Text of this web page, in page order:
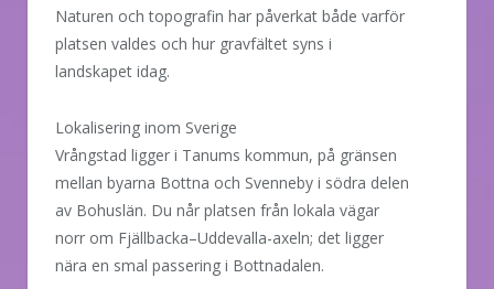
Naturen och topografin har påverkat både varför
platsen valdes och hur gravfältet syns i
landskapet idag.
Lokalisering inom Sverige
Vrångstad ligger i Tanums kommun, på gränsen
mellan byarna Bottna och Svenneby i södra delen
av Bohuslän. Du når platsen från lokala vägar
norr om Fjällbacka–Uddevalla-axeln; det ligger
nära en smal passering i Bottnadalen.